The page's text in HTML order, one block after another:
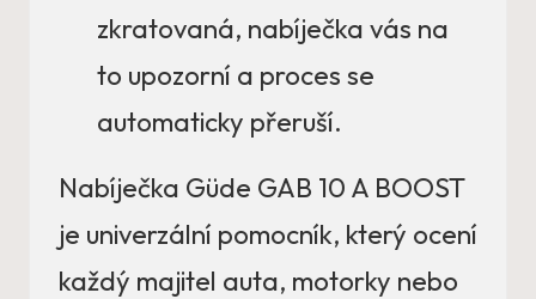
zkratovaná, nabíječka vás na
to upozorní a proces se
automaticky přeruší.
Nabíječka Güde GAB 10 A BOOST
je univerzální pomocník, který ocení
každý majitel auta, motorky nebo